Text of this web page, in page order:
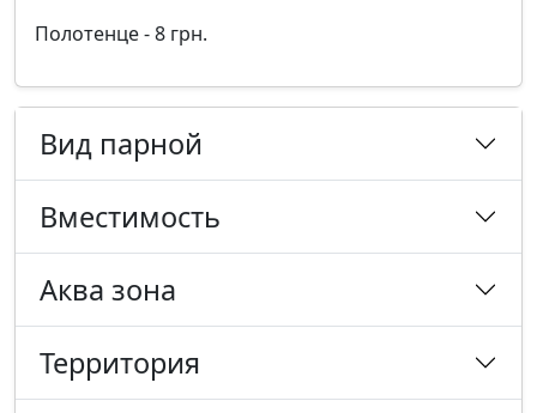
Полотенце - 8 грн.
Вид парной
Вместимость
Аква зона
Территория